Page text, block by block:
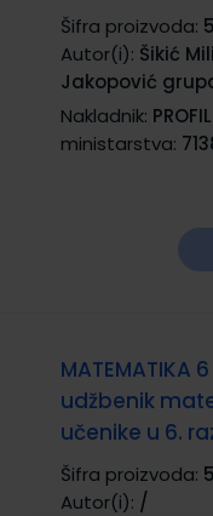
Šifra proizvoda:
Autor(i): Šikić
Jakopović
Nakladnik:
ministarstva:
MATEMATIKA
udžbenik
učenike u 6.
Šifra proizvoda:
Autor(i): /